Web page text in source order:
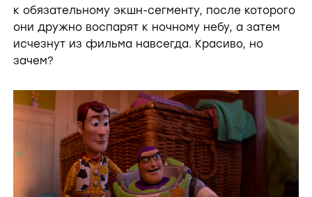
к обязательному экшн-сегменту, после которого
они дружно воспарят к ночному небу, а затем
исчезнут из фильма навсегда. Красиво, но
зачем?